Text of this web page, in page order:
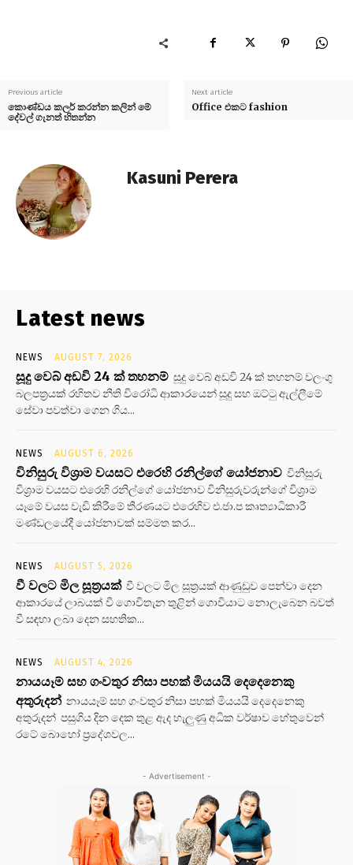
Previous article
කොණ්ඩය කලර් කරන්න කලින් මේ
දේවල් ගැනත් හිතන්න
Next article
Office එකට fashion
Kasuni Perera
Latest news
NEWS AUGUST 7, 2026
සූදු වෙබ් අඩවි 24 ක් තහනම් සූදු වෙබ් අඩවි 24 ක් තහනම් වලංගු
බලපත්‍රයක් රහිතව නීති විරෝධි ආකාරයෙන් සූදු සහ ඔට්ටු ඇල්ලීමේ
සේවා පවත්වා ගෙන ගිය...
NEWS AUGUST 6, 2026
විනිසුරු විශ්‍රාම වයසට එරෙහි රනිල්ගේ යෝජනාව විනිසුරු
විශ්‍රාම වයසට එරෙහි රනිල්ගේ යෝජනාව විනිසුරුවරුන්ගේ විශ්‍රාම
යෑමේ වයස වැඩි කිරීමේ තීරණයට එරෙහිව එ.ජා.ප කෘත්‍යාධිකාරී
මණ්ඩලයේදී යෝජනාවක් සම්මත කර...
NEWS AUGUST 5, 2026
වී වලට මිල සූත්‍රයක් වී වලට මිල සූත්‍රයක් ආණුඩුව පෙන්වා දෙන
ආකාරයේ ලාබයක් වී ගොවිතැන තුළින් ගොවියාට නොලැබෙන බවත්
වී සඳහා ලබා දෙන සහතික...
NEWS AUGUST 4, 2026
නායයෑම් සහ ගංවතුර නිසා පහක් මියයයි දෙදෙනෙකු
අතුරුදන් නායයෑම් සහ ගංවතුර නිසා පහක් මියයයි දෙදෙනෙකු
අතුරුදන් පසුගිය දින දෙක තුළ ඇද හැලුණු අධික වර්ෂාව හේතුවෙන්
රටේ බොහෝ ප්‍රදේශවල...
- Advertisement -